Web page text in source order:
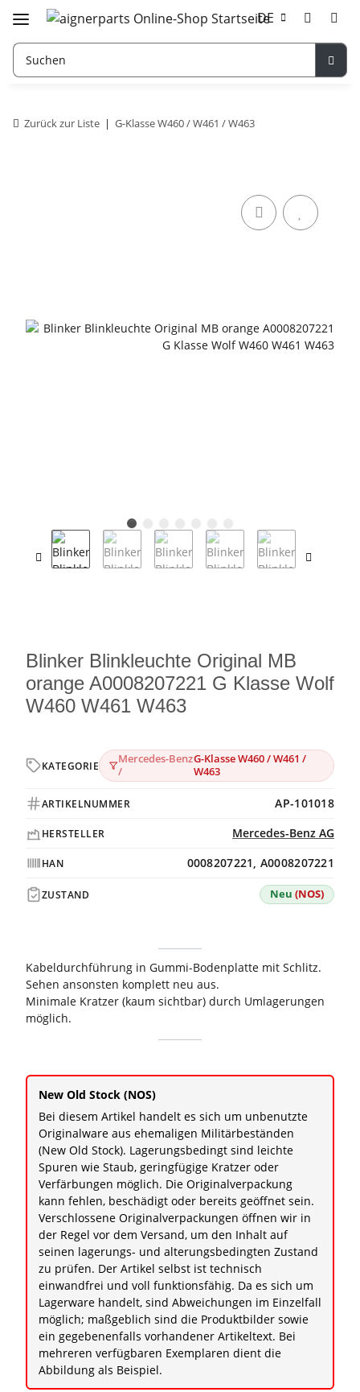
DE
Zurück zur Liste G-Klasse W460 / W461 / W463
Blinker Blinkleuchte Original MB
orange A0008207221 G Klasse Wolf
W460 W461 W463
KATEGORIE
Mercedes-Benz
/
G-Klasse W460 / W461 /
W463
ARTIKELNUMMER AP-101018
HERSTELLER Mercedes-Benz AG
HAN 0008207221, A0008207221
ZUSTAND Neu (NOS)
Kabeldurchführung in Gummi-Bodenplatte mit Schlitz.
Sehen ansonsten komplett neu aus.
Minimale Kratzer (kaum sichtbar) durch Umlagerungen
möglich.
New Old Stock (NOS)
Bei diesem Artikel handelt es sich um unbenutzte
Originalware aus ehemaligen Militärbeständen
(New Old Stock). Lagerungsbedingt sind leichte
Spuren wie Staub, geringfügige Kratzer oder
Verfärbungen möglich. Die Originalverpackung
kann fehlen, beschädigt oder bereits geöffnet sein.
Verschlossene Originalverpackungen öffnen wir in
der Regel vor dem Versand, um den Inhalt auf
seinen lagerungs- und alterungsbedingten Zustand
zu prüfen. Der Artikel selbst ist technisch
einwandfrei und voll funktionsfähig. Da es sich um
Lagerware handelt, sind Abweichungen im Einzelfall
möglich; maßgeblich sind die Produktbilder sowie
ein gegebenenfalls vorhandener Artikeltext. Bei
mehreren verfügbaren Exemplaren dient die
Abbildung als Beispiel.